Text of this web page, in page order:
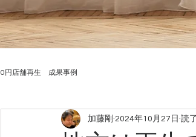
0円店舗再生 成果事例
加藤剛 2024年10月27日 読